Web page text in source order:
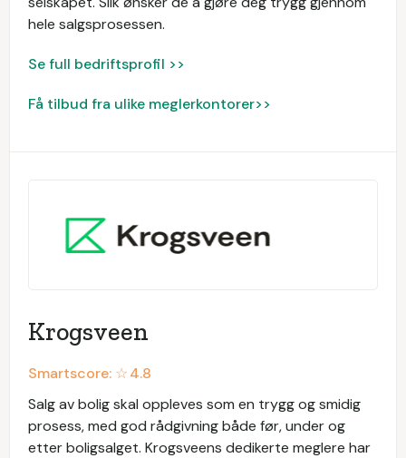
hele salgsprosessen.
Se full bedriftsprofil >>
Få tilbud fra ulike meglerkontorer>>
Krogsveen
Smartscore: ☆4.8
Salg av bolig skal oppleves som en trygg og smidig
prosess, med god rådgivning både før, under og
etter boligsalget. Krogsveens dedikerte meglere har